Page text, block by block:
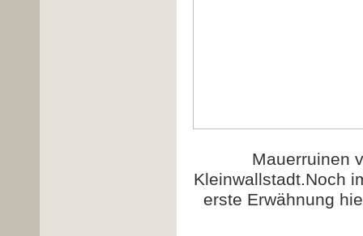
Mauerruinen
Kleinwallstadt.Noch
erste Erwähnung